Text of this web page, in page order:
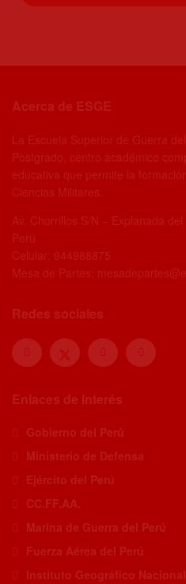
Acerca de ESGE
La Escuela Superior de Guerra
Postgrado, centro académico
educativa que permite la
Ciencias Militares.
Av. Chorrillos S/N – Explanada
Perú
Celular: 944988875
Mesa de Partes:
Redes sociales
Enlaces de Interés
Gobierno del Perú
Ministerio de Defensa
Ejército del Perú
CC.FF.AA.
Marina de Guerra del Perú
Fuerza Aérea del Perú
Instituto Geográfico